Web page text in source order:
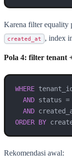
Karena filter equality
created_at , index
Pola 4: filter tenant
WHERE
AND status =
AND
ORDER BY
Rekomendasi awal: